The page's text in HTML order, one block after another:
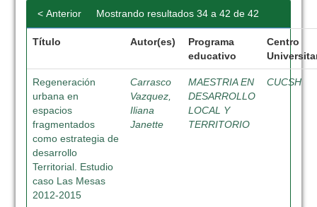
Mostrando resultados 34 a 42 de 42
< Anterior
Título Autor(es)
Programa
educativo
Centro
Regeneración
urbana en
espacios
fragmentados
como estrategia de
desarrollo
Territorial. Estudio
caso Las Mesas
2012-2015
Carrasco
Vazquez,
Iliana
Janette
MAESTRIA EN
DESARROLLO
LOCAL Y
TERRITORIO
CUCSH